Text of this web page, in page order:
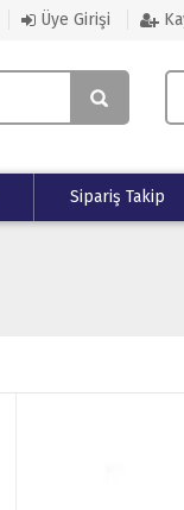
Üye Girişi
Sipariş Takip